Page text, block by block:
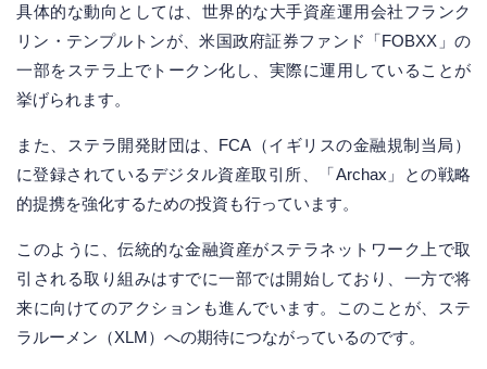
具体的な動向としては、世界的な大手資産運用会社フランク
リン・テンプルトンが、米国政府証券ファンド「FOBXX」の
一部をステラ上でトークン化し、実際に運用していることが
挙げられます。
また、ステラ開発財団は、FCA（イギリスの金融規制当局）
に登録されているデジタル資産取引所、「Archax」との戦略
的提携を強化するための投資も行っています。
このように、伝統的な金融資産がステラネットワーク上で取
引される取り組みはすでに一部では開始しており、一方で将
来に向けてのアクションも進んでいます。このことが、ステ
ラルーメン（XLM）への期待につながっているのです。